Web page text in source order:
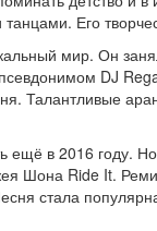
Его
мир. Он
DJ
Талантливые
ещё в 2016 году.
Шона Ride It.
стала